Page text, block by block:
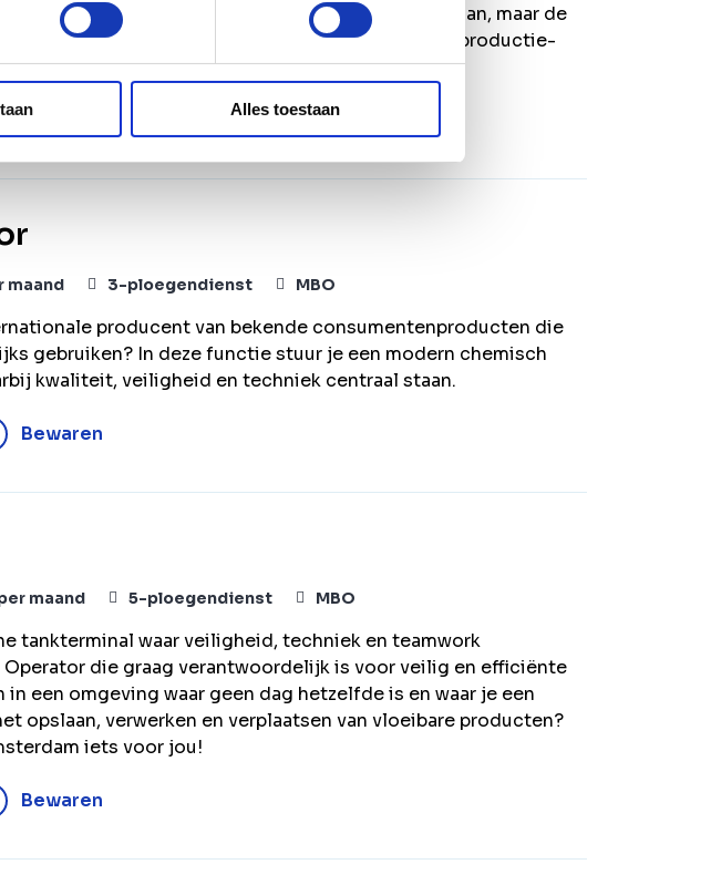
Alles toestaan
van Europa? Zoek jij niet zomaar een baan, maar de
bouwfase betrokken te zijn bij een volledig nieuwe productie-
iets voor jou.
Bewaren
maand 3-ploegendienst MBO
producent van bekende consumentenproducten die
gebruiken? In deze functie stuur je een modern chemisch
kwaliteit, veiligheid en techniek centraal staan.
Bewaren
maand 5-ploegendienst MBO
tankterminal waar veiligheid, techniek en teamwork
Operator die graag verantwoordelijk is voor veilig en efficiënte
in een omgeving waar geen dag hetzelfde is en waar je een
opslaan, verwerken en verplaatsen van vloeibare producten?
iets voor jou!
Bewaren